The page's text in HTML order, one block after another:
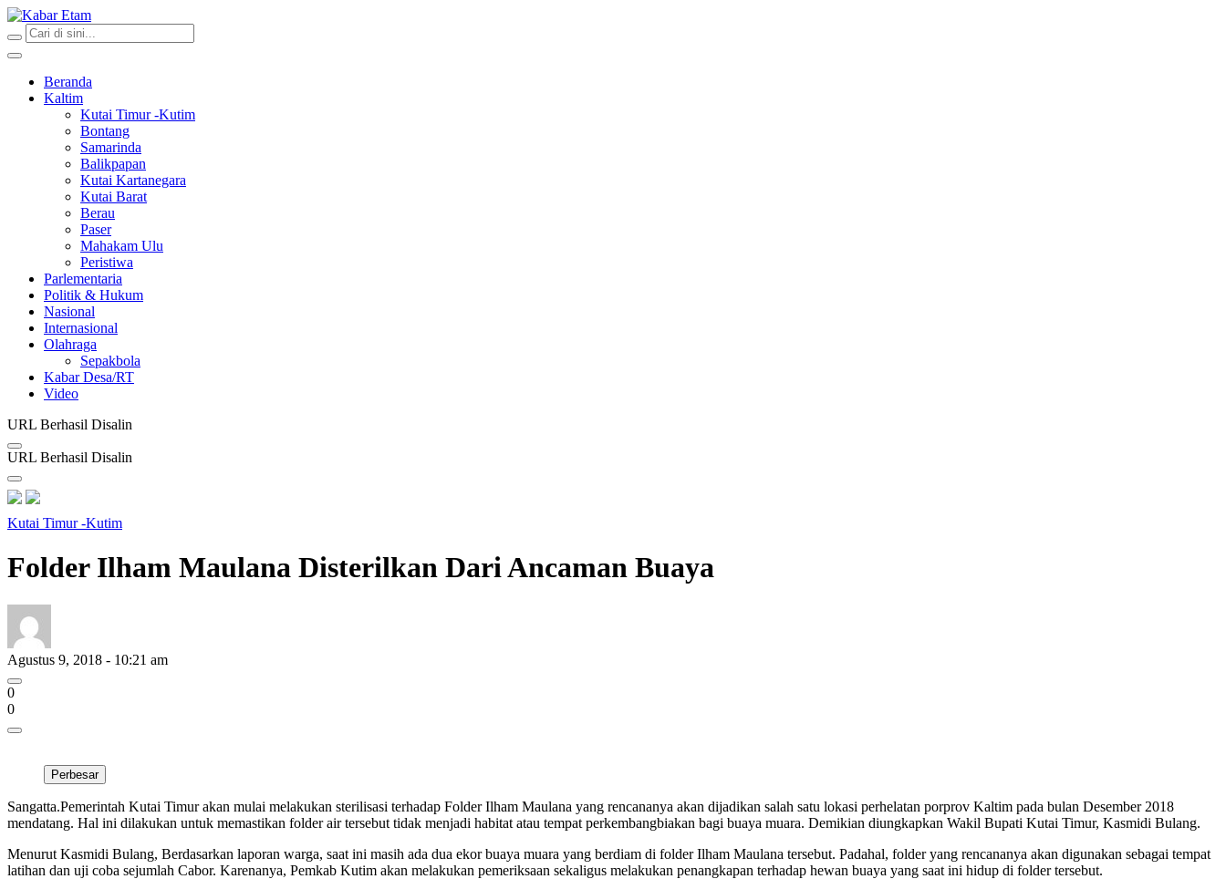
Kabar Etam
Akurat dan Terpercaya
Beranda
Kaltim
Kutai Timur -Kutim
Bontang
Samarinda
Balikpapan
Kutai Kartanegara
Kutai Barat
Berau
Paser
Mahakam Ulu
Peristiwa
Parlementaria
Politik & Hukum
Nasional
Internasional
Olahraga
Sepakbola
Kabar Desa/RT
Video
URL Berhasil Disalin
URL Berhasil Disalin
Kutai Timur -Kutim
Folder Ilham Maulana Disterilkan Dari Ancaman Buaya
Agustus 9, 2018 - 10:21 am
0
0
Perbesar
Sangatta.Pemerintah Kutai Timur akan mulai melakukan sterilisasi terhadap Folder Ilham Maulana yang rencananya akan dijadikan salah satu lokasi perhelatan porprov Kaltim pada bulan Desember 2018
mendatang. Hal ini dilakukan untuk memastikan folder air tersebut tidak menjadi habitat atau tempat perkembangbiakan bagi buaya muara. Demikian diungkapkan Wakil Bupati Kutai Timur, Kasmidi Bulang.
Menurut Kasmidi Bulang, Berdasarkan laporan warga, saat ini masih ada dua ekor buaya muara yang berdiam di folder Ilham Maulana tersebut. Padahal, folder yang rencananya akan digunakan sebagai tempat
latihan dan uji coba sejumlah Cabor. Karenanya, Pemkab Kutim akan melakukan pemeriksaan sekaligus melakukan penangkapan terhadap hewan buaya yang saat ini hidup di folder tersebut.